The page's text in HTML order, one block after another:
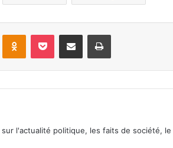
Odnoklassniki
Pocket Partager par email Imprimer
l'actualité politique, les faits de société, le